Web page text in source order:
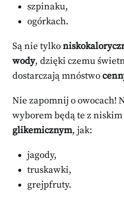
szpinaku,
ogórkach.
Są nie tylko
wody, dzięki czemu
dostarczają mnóstwo
Nie zapomnij o owocach!
wyborem będą te z niskim
glikemicznym, jak:
jagody,
truskawki,
grejpfruty.